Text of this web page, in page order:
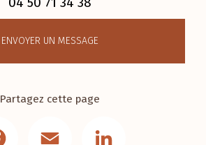
ENVOYER UN MESSAGE
Partagez cette page